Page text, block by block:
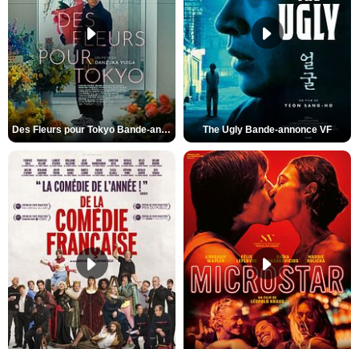
Des Fleurs pour Tokyo Bande-annonce VO STFR The Ugly Bande-annonce VF